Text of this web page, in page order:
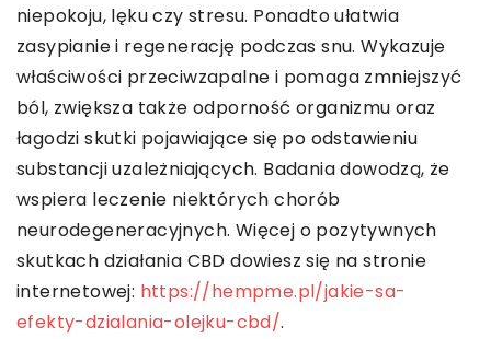
niepokoju, lęku czy stresu. Ponadto ułatwia
zasypianie i regenerację podczas snu. Wykazuje
właściwości przeciwzapalne i pomaga zmniejszyć
ból, zwiększa także odporność organizmu oraz
łagodzi skutki pojawiające się po odstawieniu
substancji uzależniających. Badania dowodzą, że
wspiera leczenie niektórych chorób
neurodegeneracyjnych. Więcej o pozytywnych
skutkach działania CBD dowiesz się na stronie
internetowej: https://hempme.pl/jakie-sa-
efekty-dzialania-olejku-cbd/.